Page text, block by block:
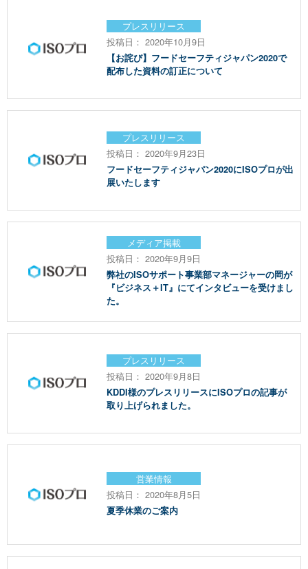
プレスリリース
投稿日： 2020年10月9日
【お詫び】フードセーフティジャパン2020で
配布した資料の訂正について
プレスリリース
投稿日： 2020年9月23日
フードセーフティジャパン2020にISOプロが出
展いたします
メディア掲載
投稿日： 2020年9月9日
弊社のISOサポート事業部マネージャーの岡が
『ビジネス＋IT』にてインタビューを受けまし
た。
プレスリリース
投稿日： 2020年9月8日
KDDI様のプレスリリースにISOプロの記事が
取り上げられました。
営業情報
投稿日： 2020年8月5日
夏季休業のご案内